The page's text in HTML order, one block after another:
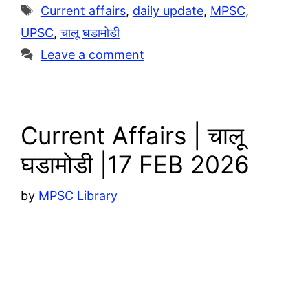
r
a
m
s
A
p
y
L
i
a
r
e
Tags
Current affairs, daily update, MPSC,
UPSC,चालू घडामोडी
Leave a comment
Current Affairs | चालू
घडामोडी |17 FEB 2026
by MPSC Library